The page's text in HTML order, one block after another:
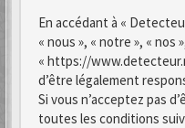
En accédant à «
« nous », « notre », « nos
« https://
d’être légalement
Si vous n’acceptez pas
toutes les conditions